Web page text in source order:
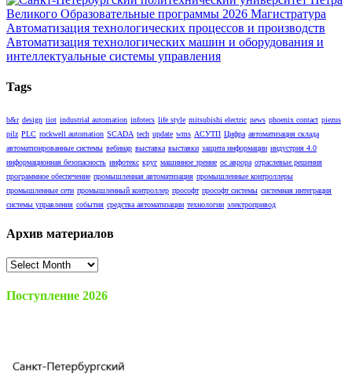
Tags
b&r design iiot industrial automation infotecs life style mitsubishi electric news phoenix contact piezus
pilz PLC rockwell automation SCADA tech update wms АСУТП Цифра автоматизация склада
автоматизированные системы вебинар выставка выставки защита информации индустрия 4.0
информационная безопасность инфотекс круг машинное зрение ос аврора отраслевые решения
программное обеспечение промышленная автоматизация промышленные контроллеры
промышленные сети промышленный контроллер прософт прософт системы системная интеграция
системы управления события средства автоматизации технологии электропривод
Архив материалов
Архив
Поступление 2026